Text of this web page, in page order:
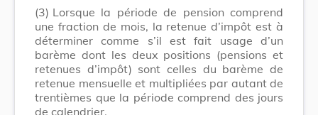
(3) Lorsque la période de pension comprend
une fraction de mois, la retenue d’impôt est à
déterminer comme s’il est fait usage d’un
barème dont les deux positions (pensions et
retenues d’impôt) sont celles du barème de
retenue mensuelle et multipliées par autant de
trentièmes que la période comprend des jours
de calendrier.